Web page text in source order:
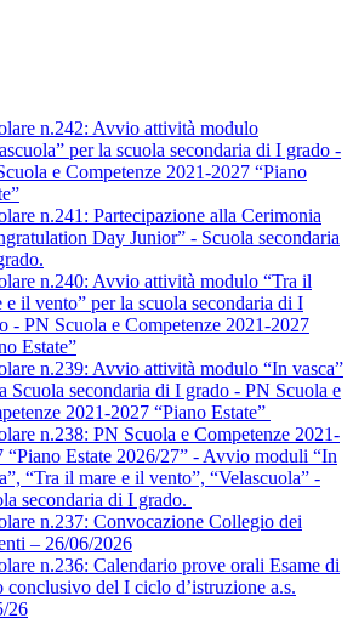
n.242: Avvio attività modulo
per la scuola secondaria di I grado -
e Competenze 2021-2027 “Piano
n.241: Partecipazione alla Cerimonia
Day Junior” - Scuola secondaria
n.240: Avvio attività modulo “Tra il
e il vento” per la scuola secondaria di I
- PN Scuola e Competenze 2021-2027
Estate”
n.239: Avvio attività modulo “In vasca”
Scuola secondaria di I grado - PN Scuola e
2021-2027 “Piano Estate”
n.238: PN Scuola e Competenze 2021-
“Piano Estate 2026/27” - Avvio moduli “In
“Tra il mare e il vento”, “Velascuola” -
secondaria di I grado.
n.237: Convocazione Collegio dei
– 26/06/2026
n.236: Calendario prove orali Esame di
conclusivo del I ciclo d’istruzione a.s.
26